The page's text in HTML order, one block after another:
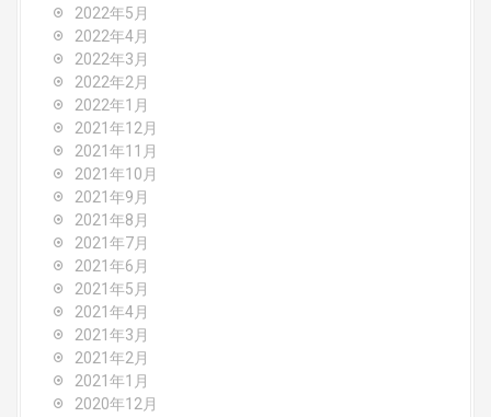
2022年5月
2022年4月
2022年3月
2022年2月
2022年1月
2021年12月
2021年11月
2021年10月
2021年9月
2021年8月
2021年7月
2021年6月
2021年5月
2021年4月
2021年3月
2021年2月
2021年1月
2020年12月